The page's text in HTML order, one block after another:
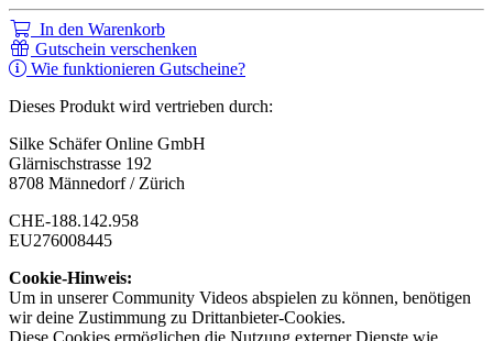
In den Warenkorb
Gutschein verschenken
Wie funktionieren Gutscheine?
Dieses Produkt wird vertrieben durch:
Silke Schäfer Online GmbH
Glärnischstrasse 192
8708 Männedorf / Zürich
CHE-188.142.958
EU276008445
Cookie-Hinweis:
Um in unserer Community Videos abspielen zu können, benötigen
wir deine Zustimmung zu Drittanbieter-Cookies.
Diese Cookies ermöglichen die Nutzung externer Dienste wie